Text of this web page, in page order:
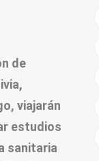
de
viajarán
estudios
sanitaria